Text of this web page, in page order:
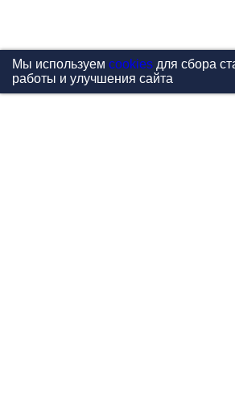
Мы используем cookiesдля сбора
работы и улучшения сайта